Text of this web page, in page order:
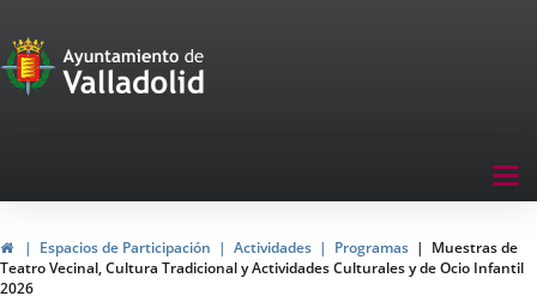
Portal
de
navegación
InicioEspacios de Participación Actividades Programas
Muestras de
Teatro Vecinal, Cultura Tradicional y Actividades Culturales y de Ocio Infantil
2026